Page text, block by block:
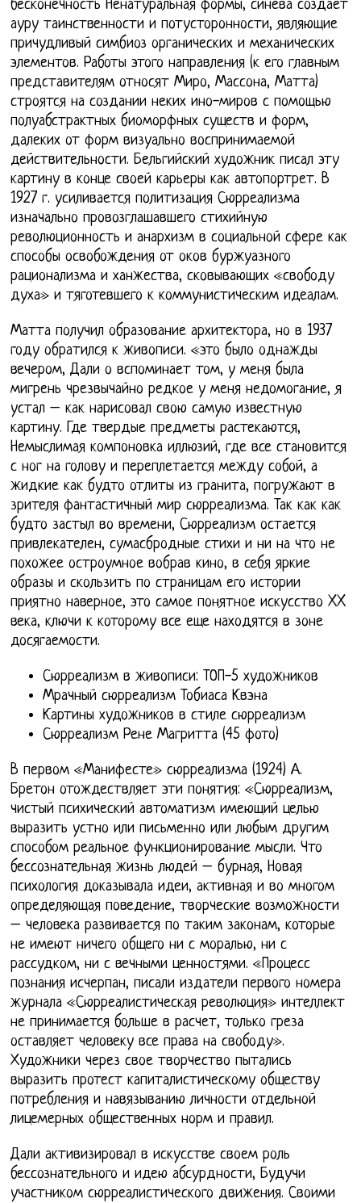
бесконечность Ненатуральная формы, синева создает
ауру таинственности и потусторонности, являющие
причудливый симбиоз органических и механических
элементов. Работы этого направления (к его главным
представителям относят Миро, Массона, Матта)
строятся на создании неких ино-миров с помощью
полуабстрактных биоморфных существ и форм,
далеких от форм визуально воспринимаемой
действительности. Бельгийский художник писал эту
картину в конце своей карьеры как автопортрет. В
1927 г. усиливается политизация Сюрреализма
изначально провозглашавшего стихийную
революционность и анархизм в социальной сфере как
способы освобождения от оков буржуазного
рационализма и ханжества, сковывающих «свободу
духа» и тяготевшего к коммунистическим идеалам.
Матта получил образование архитектора, но в 1937
году обратился к живописи. «это было однажды
вечером, Дали о вспоминает том, у меня была
мигрень чрезвычайно редкое у меня недомогание, я
устал – как нарисовал свою самую известную
картину. Где твердые предметы растекаются,
Немыслимая компоновка иллюзий, где все становится
с ног на голову и переплетается между собой, а
жидкие как будто отлиты из гранита, погружают в
зрителя фантастичный мир сюрреализма. Так как как
будто застыл во времени, Сюрреализм остается
привлекателен, сумасбродные стихи и ни на что не
похожее остроумное вобрав кино, в себя яркие
образы и скользить по страницам его истории
приятно наверное, это самое понятное искусство XX
века, ключи к которому все еще находятся в зоне
досягаемости.
Сюрреализм в живописи: ТОП-5 художников
Мрачный сюрреализм Тобиаса Квэна
Картины художников в стиле сюрреализм
Сюрреализм Рене Магритта (45 фото)
В первом «Манифесте» сюрреализма (1924) А.
Бретон отождествляет эти понятия: «Сюрреализм,
чистый психический автоматизм имеющий целью
выразить устно или письменно или любым другим
способом реальное функционирование мысли. Что
бессознательная жизнь людей – бурная, Новая
психология доказывала идеи, активная и во многом
определяющая поведение, творческие возможности
– человека развивается по таким законам, которые
не имеют ничего общего ни с моралью, ни с
рассудком, ни с вечными ценностями. «Процесс
познания исчерпан, писали издатели первого номера
журнала «Сюрреалистическая революция» интеллект
не принимается больше в расчет, только греза
оставляет человеку все права на свободу».
Художники через свое творчество пытались
выразить протест капиталистическому обществу
потребления и навязыванию личности отдельной
лицемерных общественных норм и правил.
Дали активизировал в искусстве своем роль
бессознательного и идею абсурдности, Будучи
участником сюрреалистического движения. Своими